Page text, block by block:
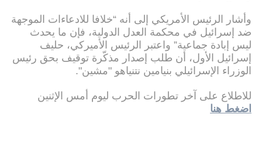
وأشار الرئيس الأمريكي إلى أنه “خلافا للادعاءات الموجهة
ضد إسرائيل في محكمة العدل الدولية، فإن ما يحدث
ليس إبادة جماعية” واعتبر الرئيس الأميركي، حليف
إسرائيل الأول، أن طلب إصدار مذكّرة توقيف بحق رئيس
الوزراء الإسرائيلي بنيامين نتنياهو "مشين".
للاطلاع على آخر تطورات الحرب ليوم أمس الإثنين
اضغط هنا